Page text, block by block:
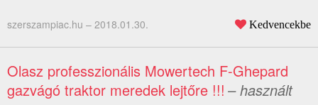
szerszampiac.hu – 2018.01.30. Kedvencekbe
Olasz professzionális Mowertech F-Ghepard
gazvágó traktor meredek lejtőre !!! – használt